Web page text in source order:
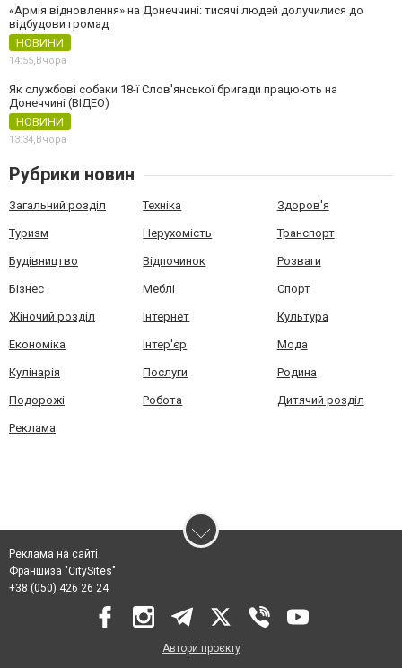
«Армія відновлення» на Донеччині: тисячі людей долучилися до
відбудови громад
НОВИНИ
14:55,Вчора
Як службові собаки 18-ї Слов'янської бригади працюють на
Донеччині (ВІДЕО)
НОВИНИ
13:34,Вчора
Рубрики новин
Загальний розділ Техніка Здоров'я
Туризм Нерухомість Транспорт
Будівництво Відпочинок Розваги
Бізнес Меблі Спорт
Жіночий розділ Інтернет Культура
Економіка Інтер'єр Мода
Кулінарія Послуги Родина
Подорожі Робота Дитячий розділ
Реклама
Реклама на сайті
Франшиза "CitySites"
+38 (050) 426 26 24
Автори проєкту